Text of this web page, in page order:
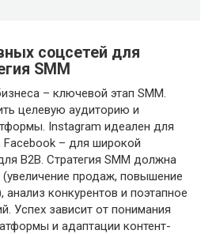
соцсетей для
SMM
– ключевой этап SMM.
целевую аудиторию и
Instagram идеален для
Facebook – для широкой
B2B. Стратегия SMM должна
продаж, повышение
анализ конкурентов и поэтапное
Успех зависит от понимания
и адаптации контент-